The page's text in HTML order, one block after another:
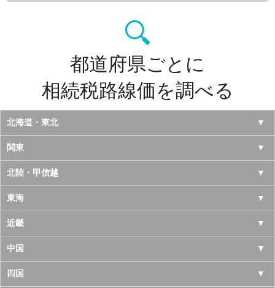
都道府県ごとに
相続税路線価を調べる
北海道・東北
北海道
青森県
岩手県
宮城県
秋田県
山形県
関東
東京都
神奈川県
千葉県
埼玉県
茨城県
北陸・甲信越
山梨県
長野県
新潟県
富山県
東海
愛知県
岐阜県
三重県
近畿
大阪府
京都府
中国
鳥取県
四国